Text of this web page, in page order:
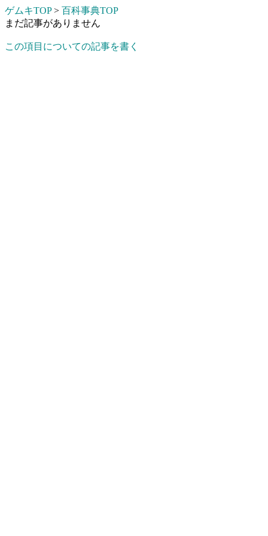
ゲムキTOP> 百科事典TOP
まだ記事がありません
この項目についての記事を書く